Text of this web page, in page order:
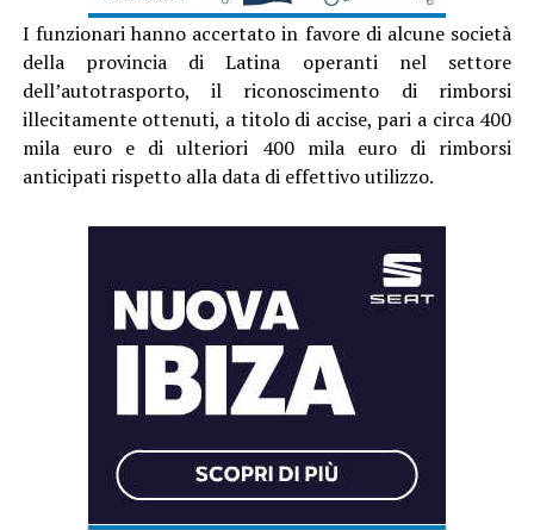
I funzionari hanno accertato in favore di alcune società
della provincia di Latina operanti nel settore
dell’autotrasporto, il riconoscimento di rimborsi
illecitamente ottenuti, a titolo di accise, pari a circa 400
mila euro e di ulteriori 400 mila euro di rimborsi
anticipati rispetto alla data di effettivo utilizzo.